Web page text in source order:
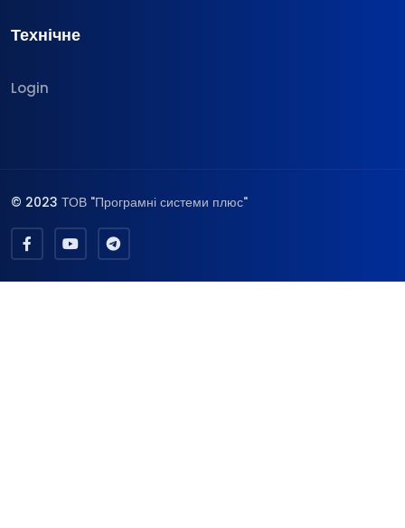
Технічне
Login
© 2023 ТОВ "Програмні системи плюс"